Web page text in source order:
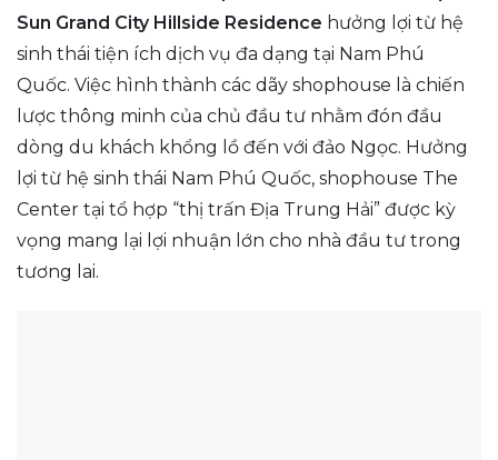
Sun Grand City Hillside Residence hưởng lợi từ hệ
sinh thái tiện ích dịch vụ đa dạng tại Nam Phú
Quốc. Việc hình thành các dãy shophouse là chiến
lược thông minh của chủ đầu tư nhằm đón đầu
dòng du khách khổng lồ đến với đảo Ngọc. Hưởng
lợi từ hệ sinh thái Nam Phú Quốc, shophouse The
Center tại tổ hợp “thị trấn Địa Trung Hải” được kỳ
vọng mang lại lợi nhuận lớn cho nhà đầu tư trong
tương lai.